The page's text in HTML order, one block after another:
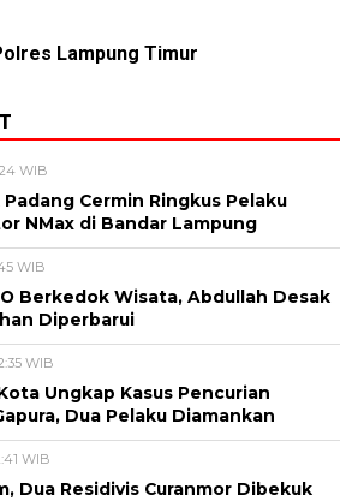
Lampung Timur
WIB
Cermin Ringkus Pelaku
NMax di Bandar Lampung
WIB
Berkedok Wisata, Abdullah Desak
Diperbarui
WIB
Ungkap Kasus Pencurian
Dua Pelaku Diamankan
WIB
Dua Residivis Curanmor Dibekuk